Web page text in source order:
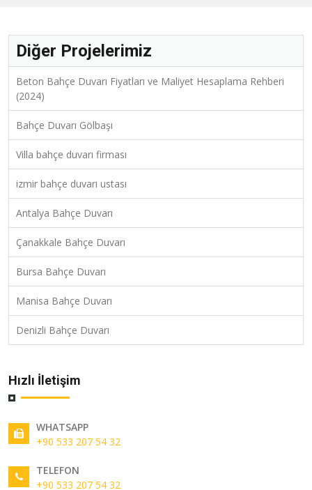
Diğer Projelerimiz
Beton Bahçe Duvarı Fiyatları ve Maliyet Hesaplama Rehberi
(2024)
Bahçe Duvarı Gölbaşı
Villa bahçe duvarı firması
izmir bahçe duvarı ustası
Antalya Bahçe Duvarı
Çanakkale Bahçe Duvarı
Bursa Bahçe Duvarı
Manisa Bahçe Duvarı
Denizli Bahçe Duvarı
Hızlı İletişim
WHATSAPP
+90 533 207 54 32
TELEFON
+90 533 207 54 32